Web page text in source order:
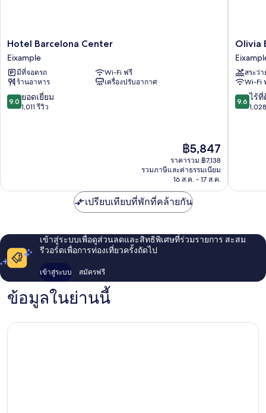
Hotel
Barcelona
Center
Eixample
Hotel Barcelona Center
Eixample
มีที่จอดรถ
Wi-Fi ฟรี
ร้านอาหาร
เครื่องปรับอากาศ
9.0
จาก
9.0 ยอดเยี่ยม
1,011 รีวิว
ราคา
ปัจจุบัน
คือ
฿5,847
฿5,847
ราคารวม ฿7,138
รวมภาษีและค่าธรรมเนียม
16 ส.ค. - 17 ส.ค.
Olivia
Balmes
Hotel
Olivia
สระว่
Wi-Fi
9.6
จาก
9.6 ไร้ที่
เปรียบเทียบที่พักที่คล้ายกัน
เข้าสู่ระบบเพื่อดูส่วนลดและสิทธิพิเศษที่ร่วมรายการ สะสม
รีวอร์ดเพื่อการท่องเที่ยวครั้งถัดไป
เข้าสู่ระบบ สมัครฟรี
ข้อมูลในย่านนี้